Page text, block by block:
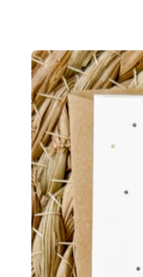
Ga direct naar
productinformatie